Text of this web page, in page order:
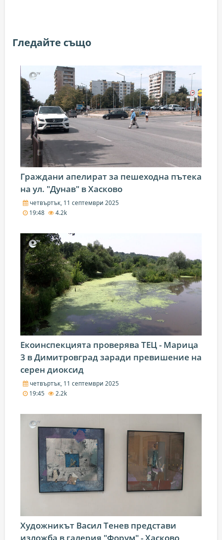
Гледайте също
Граждани апелират за пешеходна пътека
на ул. "Дунав" в Хасково
четвъртък, 11 септември 2025
19:48
4.2k
Екоинспекцията проверява ТЕЦ - Марица
3 в Димитровград заради превишение на
серен диоксид
четвъртък, 11 септември 2025
19:45
2.2k
Художникът Васил Тенев представи
изложба в галерия "Форум" - Хасково